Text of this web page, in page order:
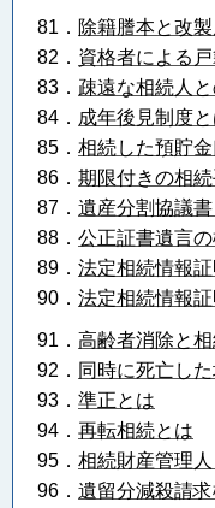
81． 除籍謄本と改
82． 資格者による
83． 疎遠な相続人
84． 成年後見制度
85． 相続した預貯
86． 期限付きの相
87． 遺産分割協議
88． 公正証書遺言
89． 法定相続情報
90． 法定相続情報
91． 高齢者消除と
92． 同時に死亡し
93． 準正とは
94． 再転相続とは
95． 相続財産管理
96． 遺留分減殺請